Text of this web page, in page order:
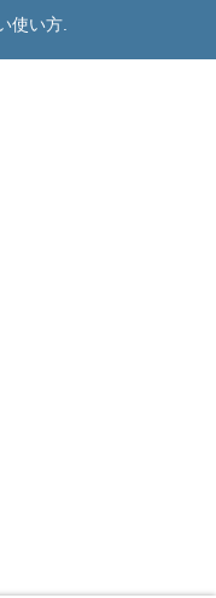
使い方.